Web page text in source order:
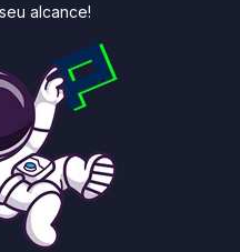
alcance!